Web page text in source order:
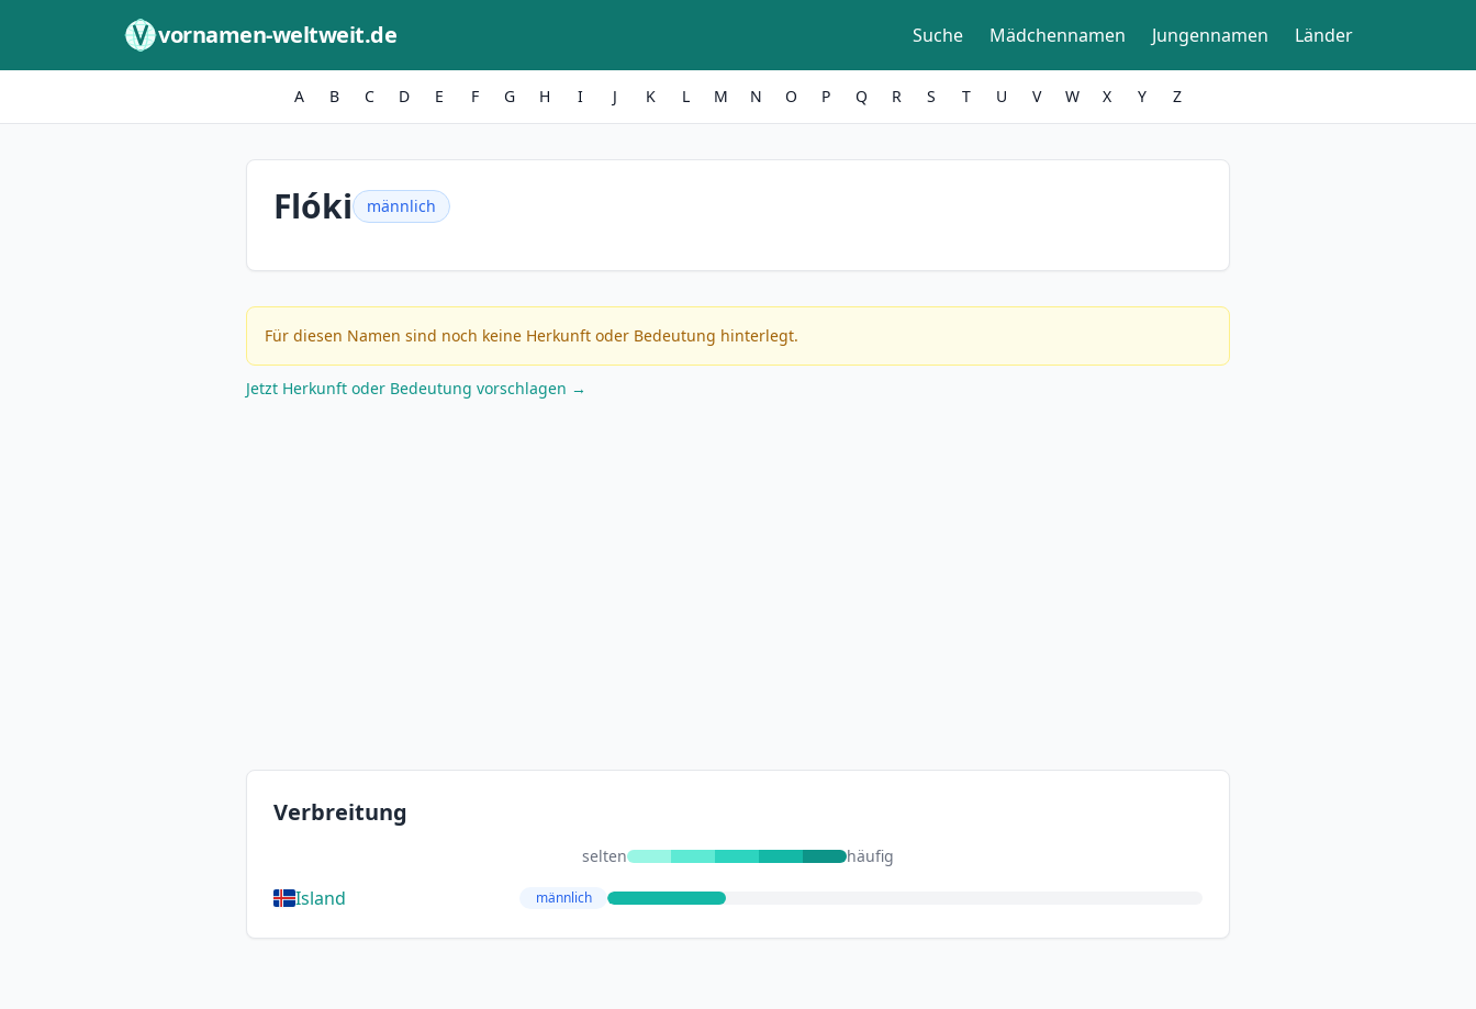
vornamen-weltweit.de Suche Mädchennamen Jungennamen Länder
A B C D E F G H I J K L M N O P Q R S T U V W X Y Z
Flóki männlich
Für diesen Namen sind noch keine Herkunft oder Bedeutung hinterlegt.
Jetzt Herkunft oder Bedeutung vorschlagen →
Verbreitung
selten häufig
Island männlich